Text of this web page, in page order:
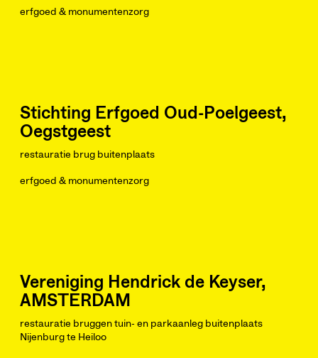
erfgoed & monumentenzorg
Stichting Erfgoed Oud-Poelgeest,
Oegstgeest
restauratie brug buitenplaats
erfgoed & monumentenzorg
Vereniging Hendrick de Keyser,
AMSTERDAM
restauratie bruggen tuin- en parkaanleg buitenplaats
Nijenburg te Heiloo